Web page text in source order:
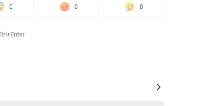
0 0 0